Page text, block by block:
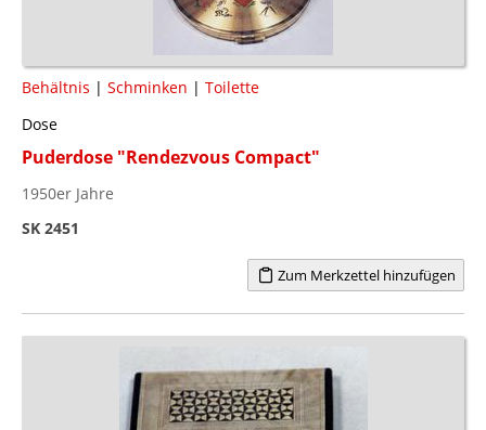
Behältnis | Schminken | Toilette
Dose
Puderdose "Rendezvous Compact"
1950er Jahre
SK 2451
Zum Merkzettel hinzufügen